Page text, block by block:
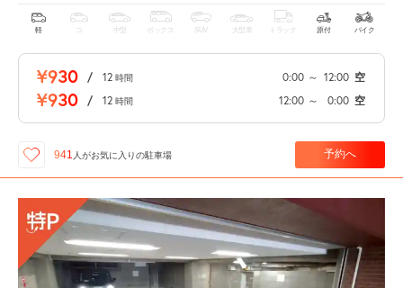
軽 中型 ボックス SUV 大型車 トラック 原付 バイク
¥930 / 12 時間 0:00 ～ 12:00 空
¥930 / 12 時間 12:00 ～ 0:00 空
941 人がお気に入りの駐車場 予約へ